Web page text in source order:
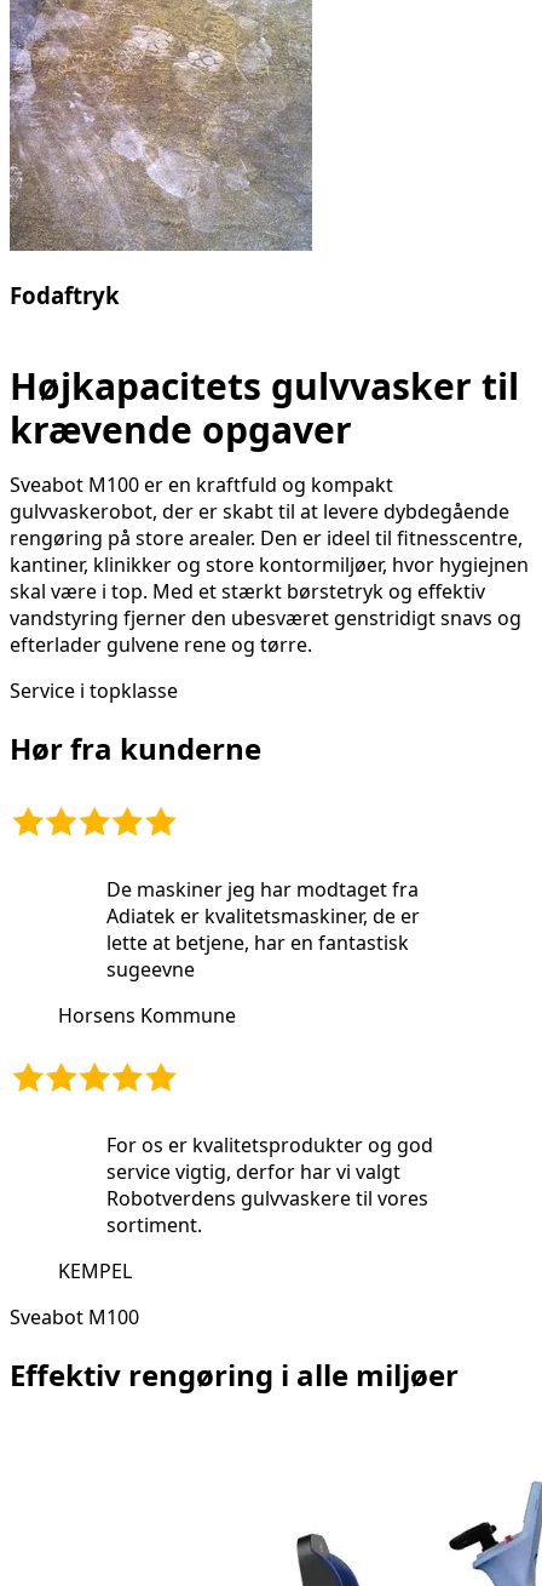
Fodaftryk
Højkapacitets gulvvasker til
krævende opgaver
Sveabot M100 er en kraftfuld og kompakt
gulvvaskerobot, der er skabt til at levere dybdegående
rengøring på store arealer. Den er ideel til fitnesscentre,
kantiner, klinikker og store kontormiljøer, hvor hygiejnen
skal være i top. Med et stærkt børstetryk og eﬀektiv
vandstyring fjerner den ubesværet genstridigt snavs og
efterlader gulvene rene og tørre.
Service i topklasse
Hør fra kunderne
De maskiner jeg har modtaget fra
Adiatek er kvalitetsmaskiner, de er
lette at betjene, har en fantastisk
sugeevne
Horsens Kommune
For os er kvalitetsprodukter og god
service vigtig, derfor har vi valgt
Robotverdens gulvvaskere til vores
sortiment.
KEMPEL
Sveabot M100
Effektiv rengøring i alle miljøer